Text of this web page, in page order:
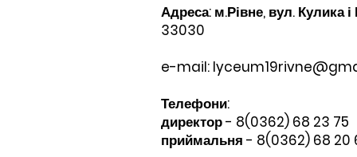
Адреса: м.Рівне, вул. Кулика
33030
e-mail:
Телефони:​
директор - 8(0362) 68 23 75
приймальня - 8(0362) 68 20